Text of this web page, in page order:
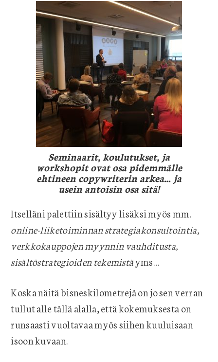
Seminaarit, koulutukset, ja
workshopit ovat osa pidemmälle
ehtineen copywriterin arkea… ja
usein antoisin osa sitä!
Itselläni palettiin sisältyy lisäksi myös mm.
online-liiketoiminnan strategiakonsultointia,
verkkokauppojen myynnin vauhditusta,
sisältöstrategioiden tekemistäyms…
Koska näitä bisneskilometrejä on jo sen verran
tullut alle tällä alalla, että kokemuksesta on
runsaasti vuoltavaa myös siihen kuuluisaan
isoon kuvaan.